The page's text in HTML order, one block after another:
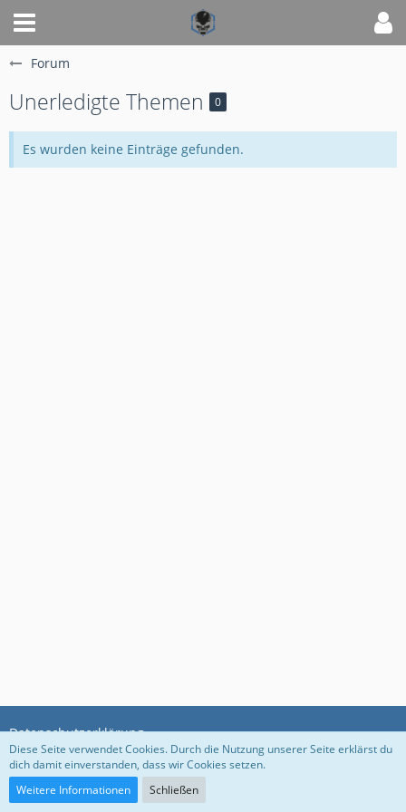
Forum
Unerledigte Themen 0
Es wurden keine Einträge gefunden.
Datenschutzerklärung
Community-Software:
Diese Seite verwendet Cookies. Durch die Nutzung unserer Seite erklärst du
dich damit einverstanden, dass wir Cookies setzen.
Weitere Informationen
Schließen